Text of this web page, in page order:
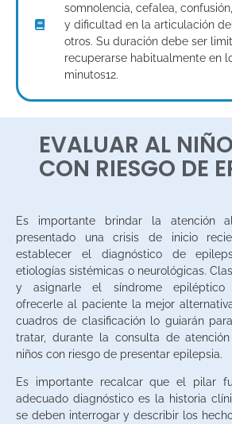
somnolencia, cefalea,
y dificultad en la articulación
otros. Su duración debe ser
recuperarse habitualmente en
minutos12.
EVALUAR AL
CON RIESGO DE
Es importante brindar la atención
presentado una crisis de inicio
establecer el diagnóstico de
etiologías sistémicas o neurológicas.
y asignarle el síndrome epiléptico
ofrecerle al paciente la mejor
cuadros de clasificación lo guiarán
tratar, durante la consulta de
niños con riesgo de presentar epilepsia.
Es importante recalcar que el pilar
adecuado diagnóstico es la historia
se deben interrogar y describir los